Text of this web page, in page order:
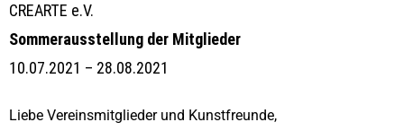
CREARTE e.V.
Sommerausstellung der Mitglieder
10.07.2021 – 28.08.2021
Liebe Vereinsmitglieder und Kunstfreunde,